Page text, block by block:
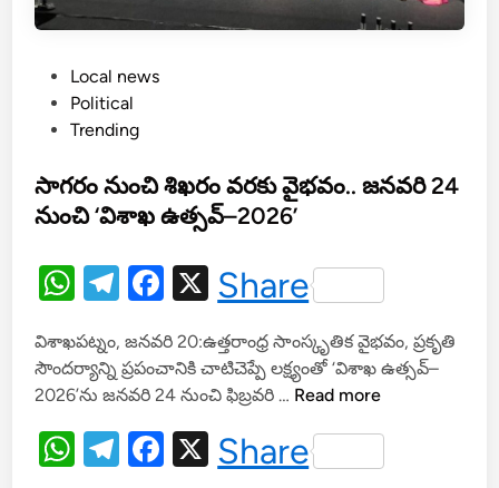
e
d
n
Local news
Political
Trending
సాగరం నుంచి శిఖరం వరకు వైభవం.. జనవరి 24
నుంచి ‘విశాఖ ఉత్సవ్–2026’
W
at
s
A
p
T
e
gr
a
m
F
c
e
b
o
X
Share
విశాఖపట్నం, జనవరి 20:ఉత్తరాంధ్ర సాంస్కృతిక వైభవం, ప్రకృతి
సౌందర్యాన్ని ప్రపంచానికి చాటిచెప్పే లక్ష్యంతో ‘విశాఖ ఉత్సవ్–
2026’ను జనవరి 24 నుంచి ఫిబ్రవరి … సా
రం
నుం
Read more
W T
F
X
Share